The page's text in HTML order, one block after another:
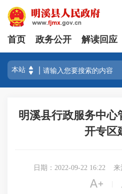
首页 政务公开 解读回应
明溪县行政服务中心
开专区
日期：2022-09-22 16:22
